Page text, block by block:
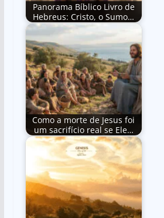
Panorama Bíblico Livro de
Hebreus: Cristo, o Sumo…
Como a morte de Jesus foi
um sacrifício real se Ele…